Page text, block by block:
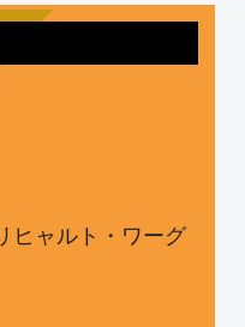
ャルト・ワーグ